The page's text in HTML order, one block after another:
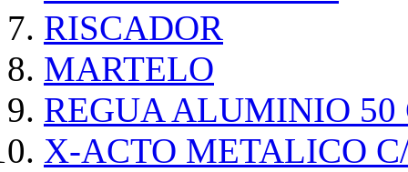
RISCADOR
MARTELO
REGUA ALUMINIO 50
X-ACTO METALICO